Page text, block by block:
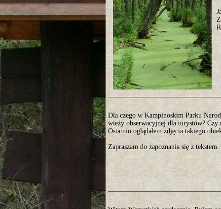
Dla czego w Kampinoskim Parku
wieży obserwacyjnej dla turystów? Czy
Ostatnio oglądałem zdjęcia takiego
Zapraszam do zapoznania się z tekstem.